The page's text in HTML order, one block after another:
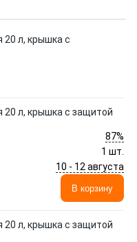
20 л, крышка с
20 л, крышка с защитой
87%
1 шт.
10 - 12 августа
В корзину
20 л, крышка с защитой